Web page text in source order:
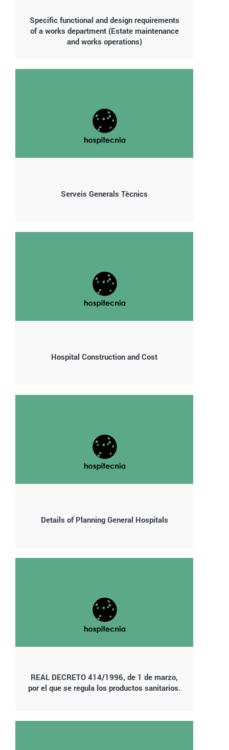
Specific functional and design requirements
of a works department (Estate maintenance
and works operations)
Serveis Generals Tècnics
Hospital Construction and Cost
Details of Planning General Hospitals
REAL DECRETO 414/1996, de 1 de marzo,
por el que se regula los productos sanitarios.